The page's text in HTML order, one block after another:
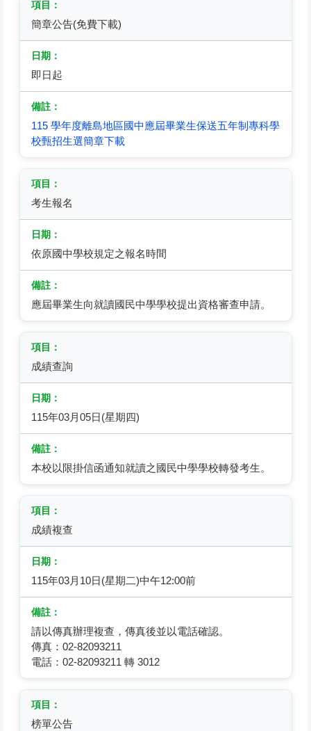
簡章公告(免費下載)
即日起
115 學年度離島地區國中應屆畢業生保送五年制專科學
校甄招生選簡章下載
考生報名
依原國中學校規定之報名時間
應屆畢業生向就讀國民中學學校提出資格審查申請。
成績查詢
115年03月05日(星期四)
本校以限掛信函通知就讀之國民中學學校轉發考生。
成績複查
115年03月10日(星期二)中午12:00前
請以傳真辦理複查，傳真後並以電話確認。
傳真：02-82093211
電話：02-82093211 轉 3012
榜單公告